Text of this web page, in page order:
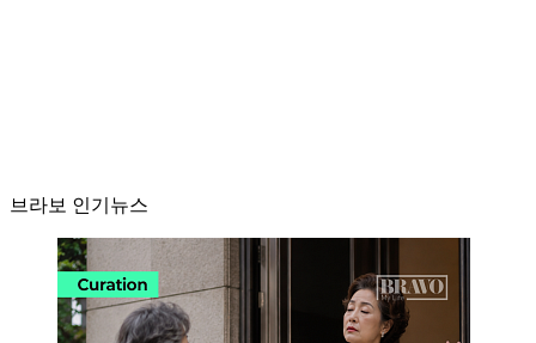
브라보 인기뉴스